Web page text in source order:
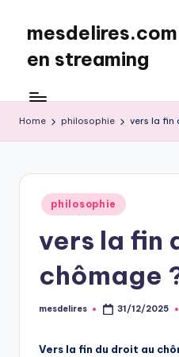
contenten streaming
:
film
et
complet
français
Home philosophie vers la fin
Posted
in
philosophie
vers la fin
chômage
Posted
mesdelires 31/12/2025
Vers la fin du droit au